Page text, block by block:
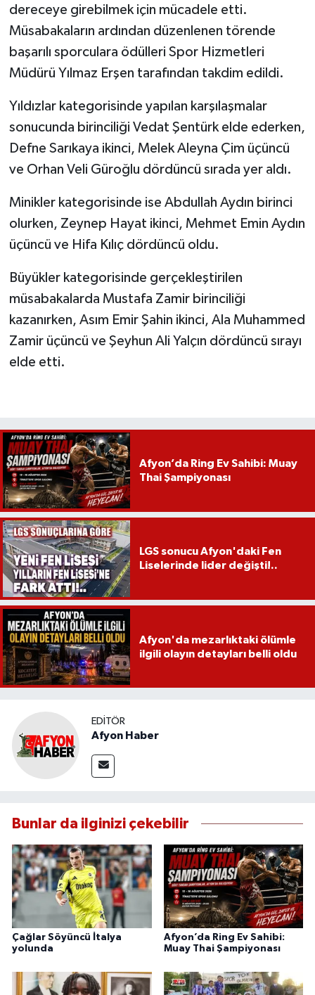
dereceye girebilmek için mücadele etti.
Müsabakaların ardından düzenlenen törende
başarılı sporculara ödülleri Spor Hizmetleri
Müdürü Yılmaz Erşen tarafından takdim edildi.
Yıldızlar kategorisinde yapılan karşılaşmalar
sonucunda birinciliği Vedat Şentürk elde ederken,
Defne Sarıkaya ikinci, Melek Aleyna Çim üçüncü
ve Orhan Veli Güroğlu dördüncü sırada yer aldı.
Minikler kategorisinde ise Abdullah Aydın birinci
olurken, Zeynep Hayat ikinci, Mehmet Emin Aydın
üçüncü ve Hifa Kılıç dördüncü oldu.
Büyükler kategorisinde gerçekleştirilen
müsabakalarda Mustafa Zamir birinciliği
kazanırken, Asım Emir Şahin ikinci, Ala Muhammed
Zamir üçüncü ve Şeyhun Ali Yalçın dördüncü sırayı
elde etti.
Afyon’da Ring Ev Sahibi: Muay
Thai Şampiyonası
LGS sonucu Afyon'daki Fen
Liselerinde lider değişti!..
Afyon'da mezarlıktaki ölümle
ilgili olayın detayları belli oldu
EDITÖR
Afyon Haber
Bunlar da ilginizi çekebilir
Çağlar Söyüncü İtalya
yolunda
Afyon’da Ring Ev Sahibi:
Muay Thai Şampiyonası